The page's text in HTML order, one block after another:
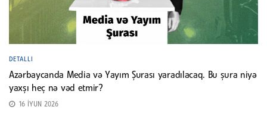
DETALLI
Azərbaycanda Media və Yayım Şurası yaradılacaq. Bu şura niyə
yaxşı heç nə vəd etmir?
16 İYUN 2026